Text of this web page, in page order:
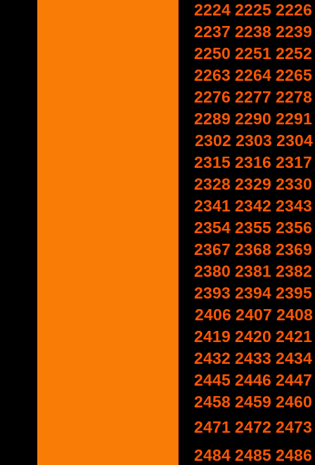
2224 2225 2226
2237 2238 2239
2250 2251 2252
2263 2264 2265
2276 2277 2278
2289 2290 2291
2302 2303 2304
2315 2316 2317
2328 2329 2330
2341 2342 2343
2354 2355 2356
2367 2368 2369
2380 2381 2382
2393 2394 2395
2406 2407 2408
2419 2420 2421
2432 2433 2434
2445 2446 2447
2458 2459 2460
2471 2472 2473
2484 2485 2486